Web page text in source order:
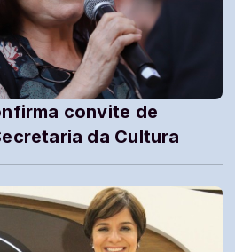
convite de
da Cultura